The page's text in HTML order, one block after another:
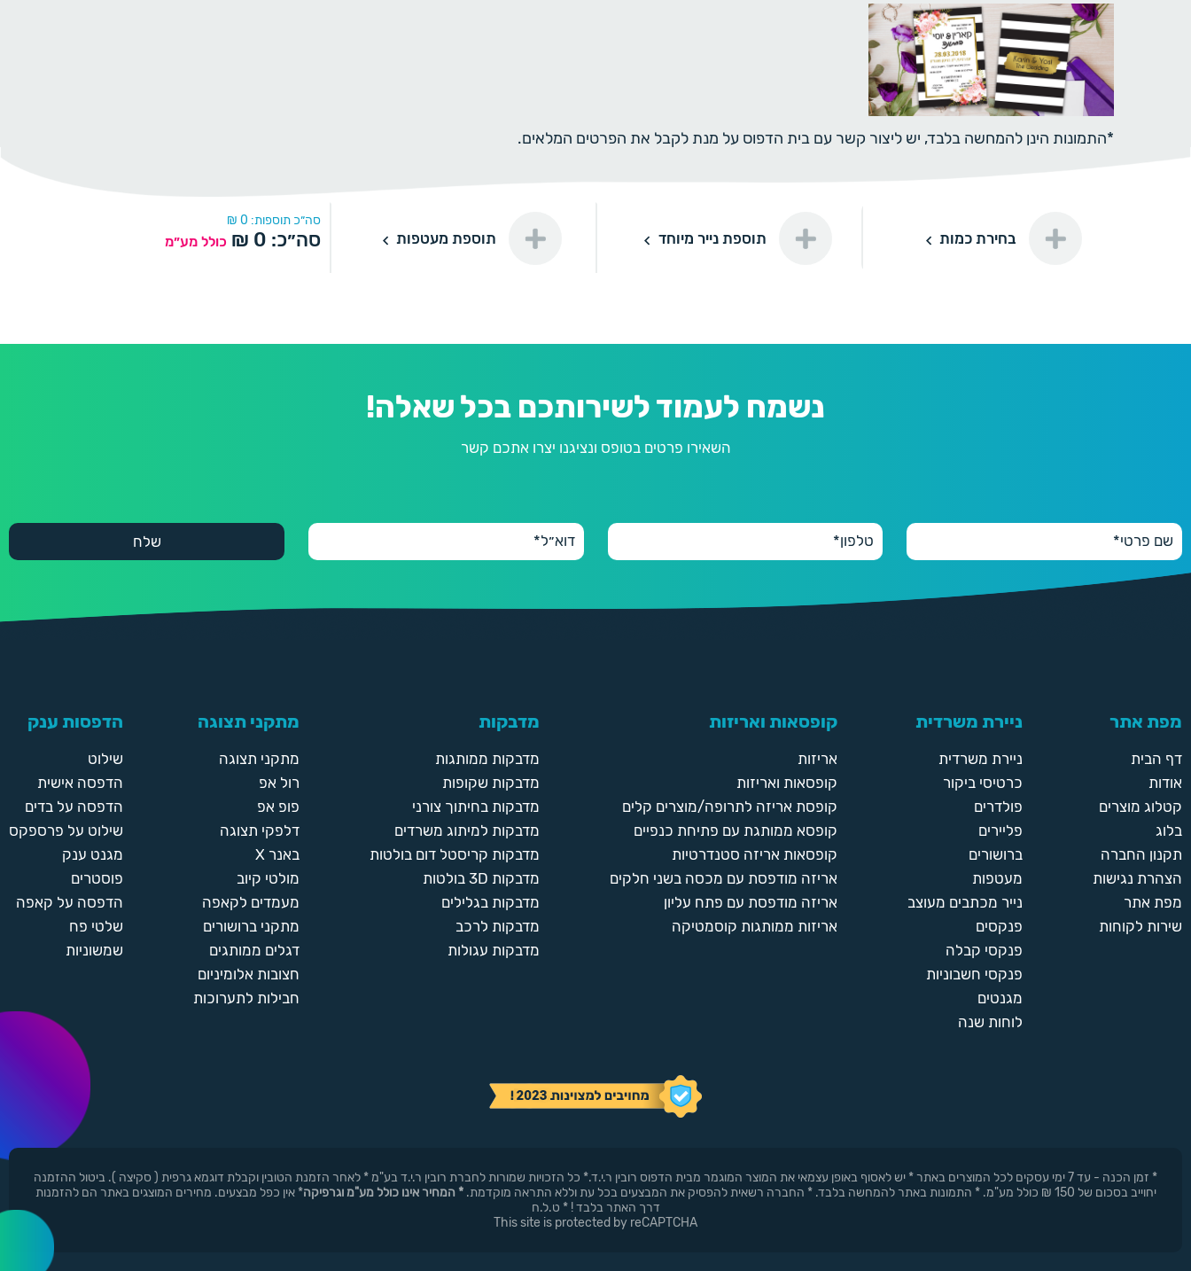
*התמונות הינן להמחשה בלבד, יש ליצור קשר עם בית הדפוס על מנת לקבל את הפרטים המלאים.
50 יחידות
290 ₪
בחירת כמות תוספת נייר מיוחדתוספת נייר מיוחד תוספת מעטפותתוספת מעטפות
סה״כ תוספות: 0
₪
סה״כ: 0
₪ כולל מע״מ
נשמח לעמוד לשירותכם בכל שאלה!
השאירו פרטים בטופס ונציגנו יצרו אתכם קשר
מפת אתר
דף הבית
אודות
קטלוג מוצרים
בלוג
תקנון החברה
הצהרת נגישות
מפת אתר
שירות לקוחות
ניירת משרדית
ניירת משרדית
כרטיסי ביקור
פולדרים
פליירים
ברושורים
מעטפות
נייר מכתבים מעוצב
פנקסים
פנקסי קבלה
פנקסי חשבוניות
מגנטים
לוחות שנה
קופסאות ואריזות
אריזות
קופסאות ואריזות
קופסת אריזה לתרופה/מוצרים קלים
קופסא ממותגת עם פתיחת כנפיים
קופסאות אריזה סטנדרטיות
אריזה מודפסת עם מכסה בשני חלקים
אריזה מודפסת עם פתח עליון
אריזות ממותגות קוסמטיקה
מדבקות
מדבקות ממותגות
מדבקות שקופות
מדבקות בחיתוך צורני
מדבקות למיתוג משרדים
מדבקות קריסטל דום בולטות
מדבקות 3D בולטות
מדבקות בגלילים
מדבקות לרכב
מדבקות עגולות
מתקני תצוגה
מתקני תצוגה
רול אפ
פופ אפ
דלפקי תצוגה
באנר X
מולטי קיוב
מעמדים לקאפה
מתקני ברושורים
דגלים ממותגים
חצובות אלומיניום
חבילות לתערוכות
הדפסות ענק
שילוט
הדפסה אישית
הדפסה על בדים
שילוט על פרספקס
מגנט ענק
פוסטרים
הדפסה על קאפה
שלטי פח
שמשוניות
* זמן הכנה - עד 7 ימי עסקים לכל המוצרים באתר * יש לאסוף באופן עצמאי את המוצר המוגמר מבית הדפוס רובין ר.י.ד.* כל הזכויות שמורות לחברת רובין ר.י.ד בע"מ * לאחר הזמנת הטובין וקבלת דוגמא גרפית ( סקיצה ). ביטול ההזמנה
יחוייב בסכום של 150 ₪ כולל מע"מ. * התמונות באתר להמחשה בלבד. * החברה רשאית להפסיק את המבצעים בכל עת וללא התראה מוקדמת.
* המחיר אינו כולל מע"מ וגרפיקה* אין כפל מבצעים. מחירים המוצגים באתר הם להזמנות
דרך האתר בלבד ! * ט.ל.ח
This site is protected by reCAPTCHA